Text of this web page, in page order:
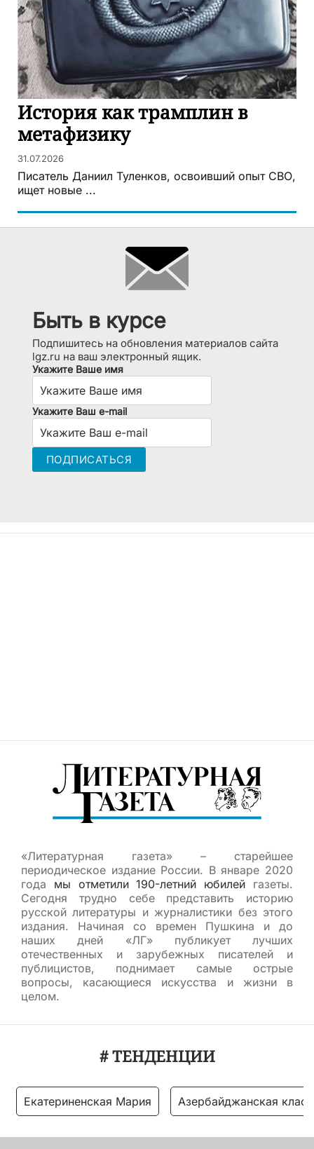
История как трамплин в
метафизику
31.07.2026
Писатель Даниил Туленков, освоивший опыт СВО,
ищет новые ...
Быть в курсе
Подпишитесь на обновления материалов сайта
lgz.ru на ваш электронный ящик.
Укажите Ваше имя
Укажите Ваш e-mail
«Литературная газета» – старейшее
периодическое издание России. В январе 2020
года мы отметили 190-летний юбилей газеты.
Сегодня трудно себе представить историю
русской литературы и журналистики без этого
издания. Начиная со времен Пушкина и до
наших дней «ЛГ» публикует лучших
отечественных и зарубежных писателей и
публицистов, поднимает самые острые
вопросы, касающиеся искусства и жизни в
целом.
# ТЕНДЕНЦИИ
Екатериненская Мария Азербайджанская